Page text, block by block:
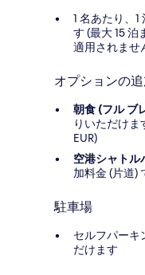
1 名あたり、
す (最大 15 泊
適用されませ
オプションの
朝食 (フル ブ
りいただけま
EUR)
空港シャトル
加料金 (片道)
駐車場
セルフパーキ
だけます